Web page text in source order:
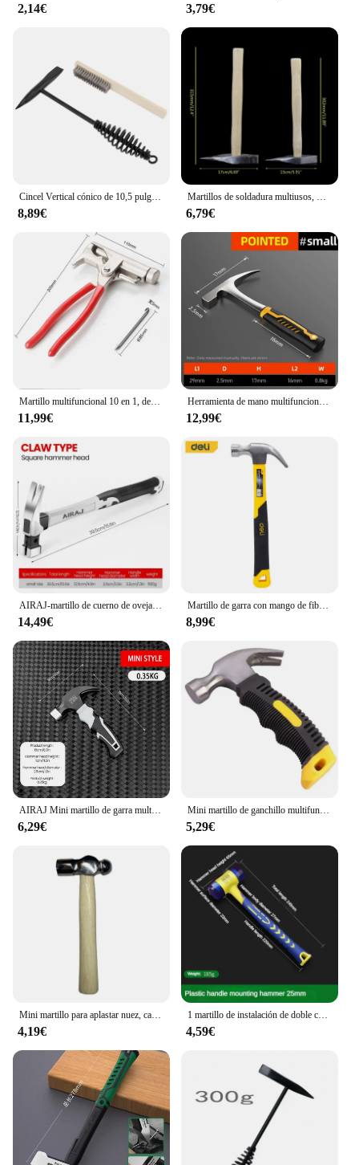
2,14€ 3,79€
8,89€ 6,79€
11,99€
Herramienta de mano multifuncional profesional, martillo para acampar, martillo geológico de acero de alto carbono, garra de forja integrada
12,99€
AIRAJ-martillo de cuerno de oveja multifuncional, herramienta de Hardware antideslizante, envuelta con pegamento, decoración del hogar, grado Industrial
14,49€
Martillo de garra con mango de fibra Deli, herramientas de martillo para carpintería, cabezal de martillo de acero de alta calidad, herramientas manuales de reparación del hogar multifunción
8,99€
AIRAJ Mini martillo de garra multifuncional, martillo antideslizante y a prueba de golpes, grado profesional, herramienta Manual magnética para carpintería
6,29€
Mini martillo de ganchillo multifuncional, Material de acero de alto carbono, cabeza de martillo, herramientas de reparación de carpintería, plástico envuelto para el hogar
5,29€
Mini martillo para aplastar nuez, cabeza redonda, mango de madera, herramienta de Escape de coche, martillo de mano, Mini martillo multifunción
4,19€
1 martillo de instalación de doble cabeza, martillo de goma de 25 mm a 45 mm con mango de goma, martillo de instalación aislado desmontable
4,59€